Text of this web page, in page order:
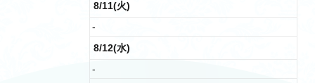
8/11(火)
-
8/12(水)
-